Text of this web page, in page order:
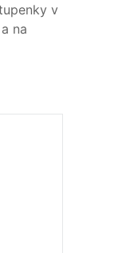
v
na